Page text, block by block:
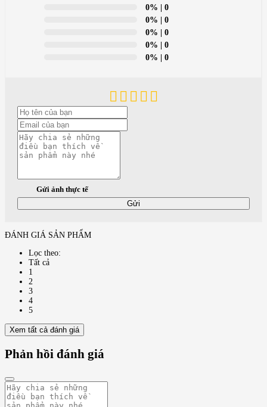
0% | 0
0% | 0
0% | 0
0% | 0
0% | 0
Gửi ảnh thực tế
Gửi
ĐÁNH GIÁ SẢN PHẨM
Lọc theo:
Tất cả
1
2
3
4
5
Xem tất cả đánh giá
Phản hồi đánh giá